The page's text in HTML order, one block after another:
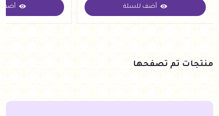
جنيه
أضف للسلة
جنيه
أضف
منتجات تم تصفحها